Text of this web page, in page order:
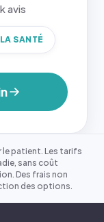
avis
SANTÉ
le patient. Les tarifs
sans coût
Des frais non
des options.